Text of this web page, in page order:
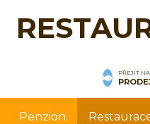
PŘEJÍT NA
Penzion